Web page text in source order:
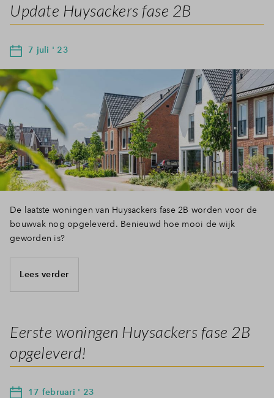
Inloggen
Update Huysackers fase 2B
7 juli ' 23
De laatste woningen van Huysackers fase 2B worden voor de
bouwvak nog opgeleverd. Benieuwd hoe mooi de wijk
geworden is?
Lees verder
Eerste woningen Huysackers fase 2B
opgeleverd!
17 februari ' 23